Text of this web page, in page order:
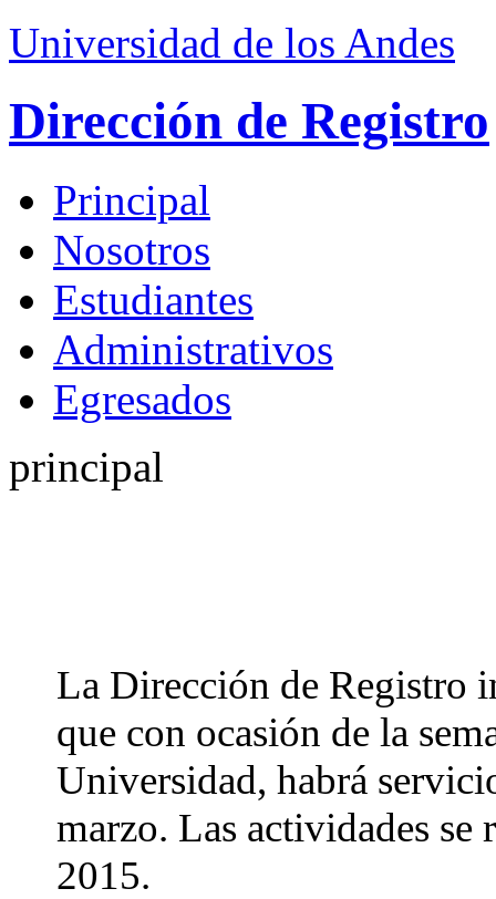
Universidad de los Andes
Dirección de Registro
Principal
Nosotros
Estudiantes
Administrativos
Egresados
principal
La Dirección de Registro
que con ocasión de la
Universidad, habrá
marzo. Las actividades se
2015.